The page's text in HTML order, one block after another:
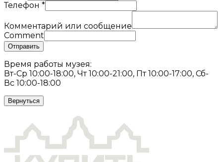
Телефон *
Комментарий или сообщение
Comment
Отправить
Время работы музея:
Вт-Ср 10:00-18:00, Чт 10:00-21:00, Пт 10:00-17:00, Сб-
Вс 10:00-18:00
Вернуться